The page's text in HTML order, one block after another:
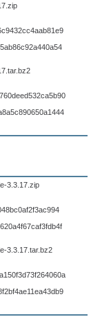
3.3.17.zip
3.3.17.tar.bz2